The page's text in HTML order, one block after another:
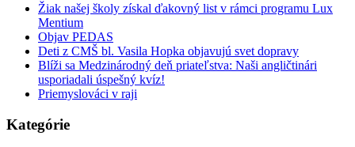
Žiak našej školy získal ďakovný list v rámci programu Lux
Mentium
Objav PEDAS
Deti z CMŠ bl. Vasila Hopka objavujú svet dopravy
Blíži sa Medzinárodný deň priateľstva: Naši angličtinári
usporiadali úspešný kvíz!
Priemyslováci v raji
Kategórie